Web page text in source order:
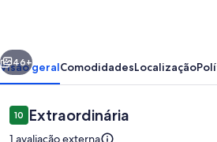
mar
em
Jacumã/RN
Próximo
46+
Visão geralComodidadesLocalização
Avaliações
1010 de 10
Extraordinária
1 avaliação externa